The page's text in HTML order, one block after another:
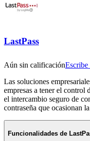
LastPass
Aún sin calificaciónEscribe
Las soluciones
empresas a tener el control
el intercambio seguro de
contraseña que ocasionan
Funcionalidades de